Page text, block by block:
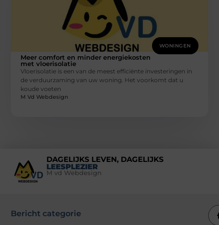
WONINGEN
Meer comfort en minder energiekosten
met vloerisolatie
Vloerisolatie is een van de meest efficiënte investeringen in
de verduurzaming van uw woning. Het voorkomt dat u
koude voeten
M Vd Webdesign
DAGELIJKS LEVEN, DAGELIJKS
LEESPLEZIER
M vd Webdesign
Bericht categorie